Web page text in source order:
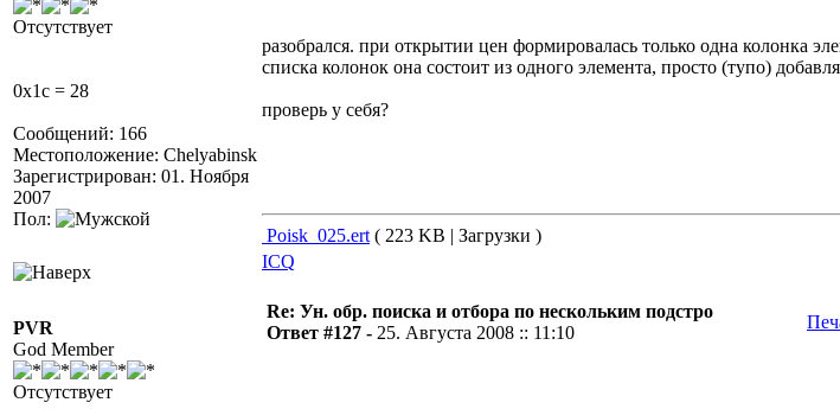
Отсутствует
0x1c = 28
Сообщений: 166
Местоположение: Chelyabinsk
Зарегистрирован: 01. Ноября
2007
Пол:
разобрался. при открытии цен формировалась только одна колонка
списка колонок она состоит из одного элемента, просто (тупо)
проверь у себя?
Poisk_025.ert ( 223 KB | Загрузки )
ICQ
PVR
God Member
Отсутствует
Re: Ун. обр. поиска и отбора по нескольким подстро
Ответ #127 - 25. Августа 2008 :: 11:10